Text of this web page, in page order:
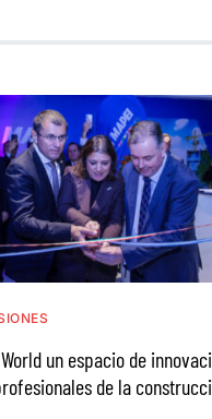
un espacio de
de la